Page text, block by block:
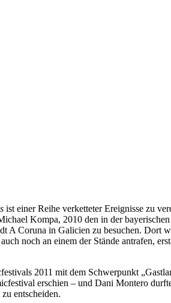
ist einer Reihe verketteter Ereignisse zu
Kompa, 2010 den in der
A Coruna in Galicien zu besuchen. Dort
noch an einem der Stände antrafen,
2011 mit dem Schwerpunkt
erschien – und Dani Montero
entscheiden.